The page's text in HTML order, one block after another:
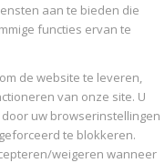
aan te bieden die
functies ervan te
de website te leveren,
van onze site. U
uw browserinstellingen
te blokkeren.
weigeren wanneer